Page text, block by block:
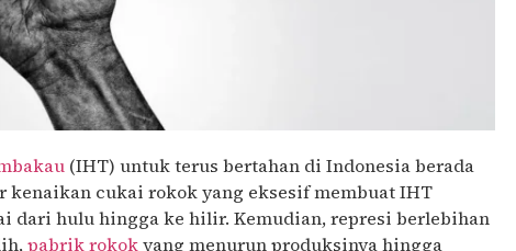
(IHT) untuk terus bertahan di Indonesia berada
kenaikan cukai rokok yang eksesif membuat IHT
dari hulu hingga ke hilir. Kemudian, represi berlebihan
pabrik rokokyang menurun produksinya hingga